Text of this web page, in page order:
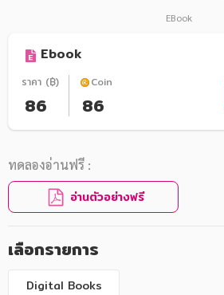
EBook
Ebook
ราคา (฿)
86
Coin
86
ทดลองอ่านฟรี :
อ่านตัวอย่างฟรี
เลือกรายการ
Digital Books